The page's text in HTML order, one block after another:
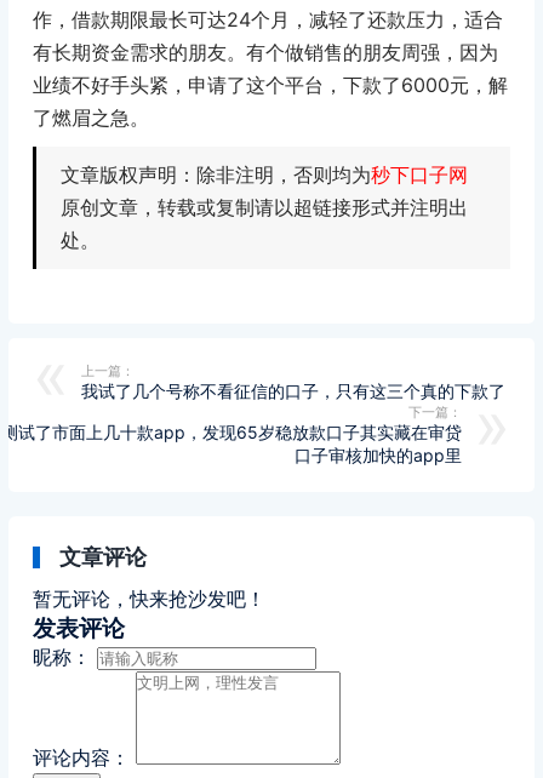
作，借款期限最长可达24个月，减轻了还款压力，适合
有长期资金需求的朋友。有个做销售的朋友周强，因为
业绩不好手头紧，申请了这个平台，下款了6000元，解
了燃眉之急。
文章版权声明：除非注明，否则均为秒下口子网
原创文章，转载或复制请以超链接形式并注明出
处。
上一篇：
我试了几个号称不看征信的口子，只有这三个真的下款了
下一篇：
试了市面上几十款app，发现65岁稳放款口子其实藏在审贷
口子审核加快的app里
文章评论
暂无评论，快来抢沙发吧！
发表评论
昵称：
评论内容：